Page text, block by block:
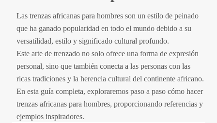
Las trenzas africanas para hombres son un estilo de peinado
que ha ganado popularidad en todo el mundo debido a su
versatilidad, estilo y significado cultural profundo.
Este arte de trenzado no solo ofrece una forma de expresión
personal, sino que también conecta a las personas con las
ricas tradiciones y la herencia cultural del continente africano.
En esta guía completa, exploraremos paso a paso cómo hacer
trenzas africanas para hombres, proporcionando referencias y
ejemplos inspiradores.